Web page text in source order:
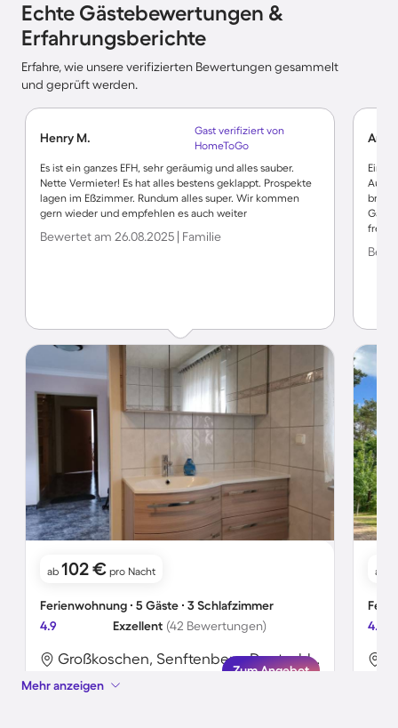
Echte Gästebewertungen &
Erfahrungsberichte
Erfahre, wie unsere verifizierten Bewertungen gesammelt
und geprüft werden.
Henry M.
Gast verifiziert von
HomeToGo
Es ist ein ganzes EFH, sehr geräumig und alles sauber.
Nette Vermieter! Es hat alles bestens geklappt. Prospekte
lagen im Eßzimmer. Rundum alles super. Wir kommen
gern wieder und empfehlen es auch weiter
Bewertet am 26.08.2025 | Familie
ab 102 € pro Nacht
Ferienwohnung ∙ 5 Gäste ∙ 3 Schlafzimmer
4.9
Exzellent (42 Bewertungen)
Großkoschen, Senftenberg, Deutschland
Zum Angebot
Eine
ab
4.6
Mehr anzeigen